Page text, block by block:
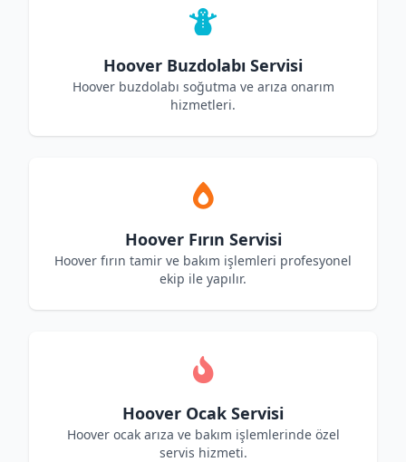
Hoover Buzdolabı Servisi
Hoover buzdolabı soğutma ve arıza onarım
hizmetleri.
Hoover Fırın Servisi
Hoover fırın tamir ve bakım işlemleri profesyonel
ekip ile yapılır.
Hoover Ocak Servisi
Hoover ocak arıza ve bakım işlemlerinde özel
servis hizmeti.